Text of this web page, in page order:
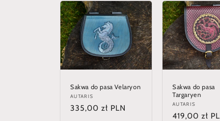
o
r
i
Sakwa do pasa Velaryon
Anbieter:
AUTARIS
Normaler
335,00 zł PLN
Sakwa do pasa
Targaryen
Anbieter:
AUTARIS
Normaler
419,00 zł